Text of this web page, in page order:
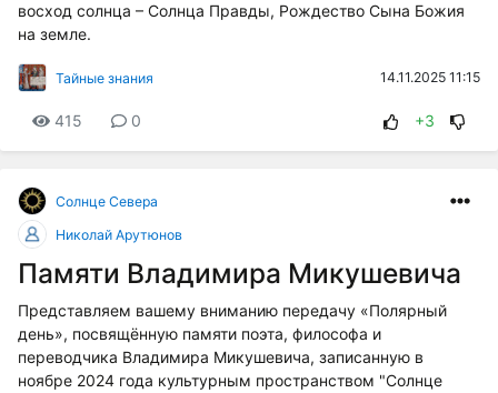
восход солнца – Солнца Правды, Рождество Сына Божия
на земле.
Тайные знания 14.11.2025 11:15
415 0 +3
Солнце Cевера
Николай Арутюнов
Памяти Владимира Микушевича
Представляем вашему вниманию передачу «Полярный
день», посвящённую памяти поэта, философа и
переводчика Владимира Микушевича, записанную в
ноябре 2024 года культурным пространством "Солнце